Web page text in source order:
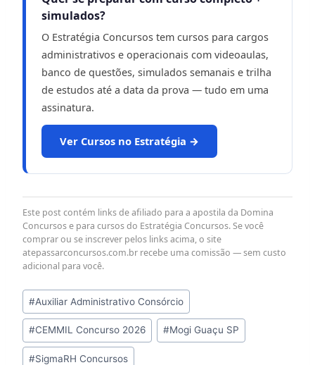
simulados?
O Estratégia Concursos tem cursos para cargos
administrativos e operacionais com videoaulas,
banco de questões, simulados semanais e trilha
de estudos até a data da prova — tudo em uma
assinatura.
Ver Cursos no Estratégia →
Este post contém links de afiliado para a apostila da Domina
Concursos e para cursos do Estratégia Concursos. Se você
comprar ou se inscrever pelos links acima, o site
atepassarconcursos.com.br recebe uma comissão — sem custo
adicional para você.
Tags
do
Post:
#Auxiliar Administrativo Consórcio
#CEMMIL Concurso 2026 #Mogi Guaçu SP
#SigmaRH Concursos